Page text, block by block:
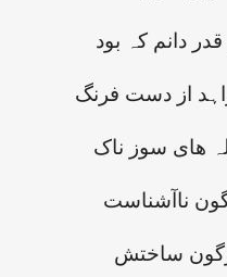
دانم کہ بود
از دست فرنگ
ھای سوز ناک
ناآشناست
ساختش